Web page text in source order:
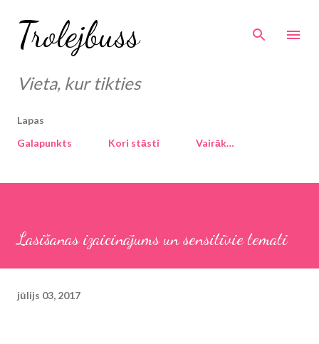
Trolejbuss
Vieta, kur tikties
Lapas
Galapunkts
Kori stāsti Vairāk…
Lasīšanas izaicinājums un sensitīvie temati
jūlijs 03, 2017